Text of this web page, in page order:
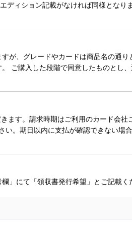
ィション記載がなければ同様となりま
が、グレードやカードは商品名の通
ご購入した段階で同意したものとし
す。請求時期はご利用のカード会社
。期日以内に支払が確認できない場
」にて「領収書発行希望」とご記載く